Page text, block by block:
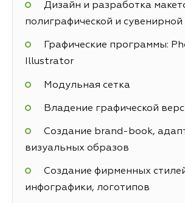
Дизайн и разработка
полиграфической и
Графические программы:
Illustrator
Модульная сетка
Владение графической
Создание brand-book,
визуальных образов
Создание фирменных
инфографики, логотипов